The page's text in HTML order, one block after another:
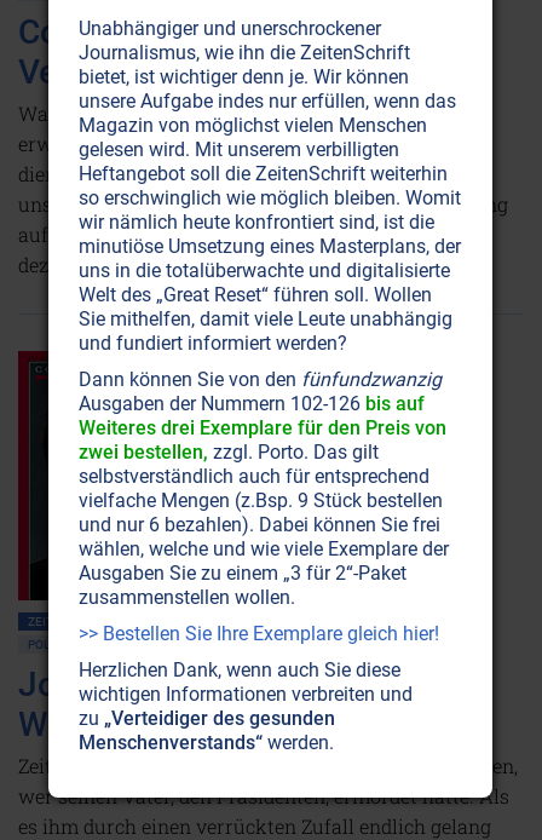
Corona-Impfung: Das grösste
Verbrechen der Geschichte
Was für viele Impfkritiker längst offenkundig ist,
erweist sich nun als Tatsache: Die mRNA-Impfstoffe
dienen nicht dazu, ein relativ harmloses Virus
unschädlich zu machen, sondern die Weltbevölkerung
auf schnellem und noch nicht beendetem Weg zu
dezimieren.Weiterlesen...
ZEITENSCHRIFT NR. 114
POLITIK ALLGEMEIN
VERSCHWÖRUNGSTHEORIEN
John F. Kennedy Jr.: Der
Wahrheit zu nahegekommen
Zeitlebens wollte John F. Kennedy Junior herausfinden,
wer seinen Vater, den Präsidenten, ermordet hatte. Als
es ihm durch einen verrückten Zufall endlich gelang
Unabhängiger und unerschrockener
Journalismus, wie ihn die ZeitenSchrift
bietet, ist wichtiger denn je. Wir können
unsere Aufgabe indes nur erfüllen, wenn das
Magazin von möglichst vielen Menschen
gelesen wird. Mit unserem verbilligten
Heftangebot soll die ZeitenSchrift weiterhin
so erschwinglich wie möglich bleiben. Womit
wir nämlich heute konfrontiert sind, ist die
minutiöse Umsetzung eines Masterplans, der
uns in die totalüberwachte und digitalisierte
Welt des „Great Reset“ führen soll. Wollen
Sie mithelfen, damit viele Leute unabhängig
und fundiert informiert werden?
Dann können Sie von den fünfundzwanzig
Ausgaben der Nummern 102-126 bis auf
Weiteres drei Exemplare für den Preis von
zwei bestellen, zzgl. Porto. Das gilt
selbstverständlich auch für entsprechend
vielfache Mengen (z.Bsp. 9 Stück bestellen
und nur 6 bezahlen). Dabei können Sie frei
wählen, welche und wie viele Exemplare der
Ausgaben Sie zu einem „3 für 2“-Paket
zusammenstellen wollen.
>> Bestellen Sie Ihre Exemplare gleich hier!
Herzlichen Dank, wenn auch Sie diese
wichtigen Informationen verbreiten und
zu „Verteidiger des gesunden
Menschenverstands“ werden.